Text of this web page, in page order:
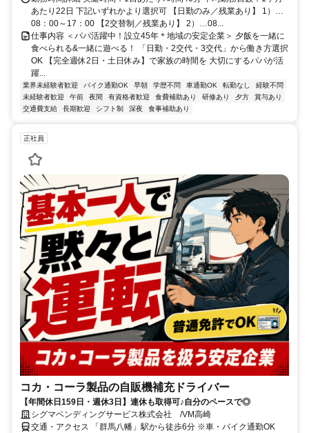
あたり22日 下記いずれかより選択可 【日勤のみ／残業あり】 1）…
08：00～17：00 【2交替制／残業あり】 2）…08...
仕事内容 ＜パパ活躍中！設立45年＊地域の安定企業＞ 夕飯を一緒に
食べられる&一緒に遊べる！ 「日勤・2交代・3交代」から働き方選択
OK 【完全週休2日・土日休み】で家族の時間を 大切にするパパが活
躍...
業界未経験者歓迎 バイク通勤OK 早朝 学歴不問 車通勤OK 転勤なし
経験不問
未経験者歓迎
午前 夜間 有資格者歓迎 食費補助あり 研修あり 夕方
賞与あり
交通費支給
長期歓迎 シフト制 深夜 食事補助あり
正社員
コカ・コーラ製品の自販機補充ドライバー
【年間休日159日・週休3日】連休も取得可♪自分のペースで◎
シグマベンディングサービス株式会社 /VM高崎
交通・アクセス 「群馬八幡」駅から徒歩6分 ※車・バイク通勤OK